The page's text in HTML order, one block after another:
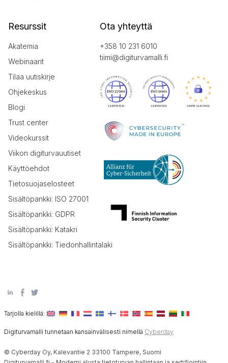
Resurssit
Akatemia
Webinaarit
Tilaa uutiskirje
Ohjekeskus
Blogi
Trust center
Videokurssit
Viikon digiturvauutiset
Käyttöehdot
Tietosuojaselosteet
Sisältöpankki: ISO 27001
Sisältöpankki: GDPR
Sisältöpankki: Katakri
Sisältöpankki: Tiedonhallintalaki
Ota yhteyttä
+358 10 231 6010
tiimi@digiturvamalli.fi
Tarjolla kielillä:
Digiturvamalli tunnetaan kansainvälisesti nimellä Cyberday
© Cyberday Oy, Kalevantie 2 33100 Tampere, Suomi